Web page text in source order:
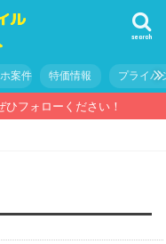
search
案件 特価情報 プライバ
フォローください！